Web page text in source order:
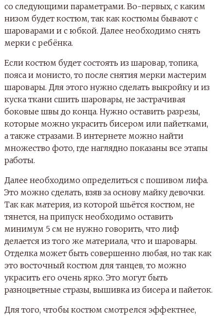
со следующими параметрами. Во-первых, с каким
низом будет костюм, так как костюмы бывают с
шароварами и с юбкой. Далее необходимо снять
мерки с ребёнка.
Если костюм будет состоять из шаровар, топика,
пояса и монисто, то после снятия мерки мастерим
шаровары. Для этого нужно сделать выкройку и из
куска ткани сшить шаровары, не застрачивая
боковые швы до конца. Нужно оставить разрезы,
которые можно украсить бисером или пайетками,
а также стразами. В интернете можно найти
множество фото, где наглядно показаны все этапы
работы.
Далее необходимо определиться с пошивом лифа.
Это можно сделать, взяв за основу майку девочки.
Так как материя, из которой шьётся костюм, не
тянется, на припуск необходимо оставить
минимум 5 см не нужно говорить, что лиф
делается из того же материала, что и шаровары.
Отделка может быть совершенно любая, но так как
это восточный костюм для танцев, то можно
украсить его очень ярко. Это могут быть
разноцветные стразы, вышивка из бисера и пайеток.
Для того, чтобы костюм смотрелся эффектнее,